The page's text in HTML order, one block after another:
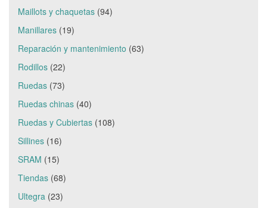
Maillots y chaquetas (94)
Manillares (19)
Reparación y mantenimiento (63)
Rodillos (22)
Ruedas (73)
Ruedas chinas (40)
Ruedas y Cubiertas (108)
Sillines (16)
SRAM (15)
Tiendas (68)
Ultegra (23)